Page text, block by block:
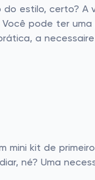
estilo, certo? A
pode ter
a
kit de
né? Uma